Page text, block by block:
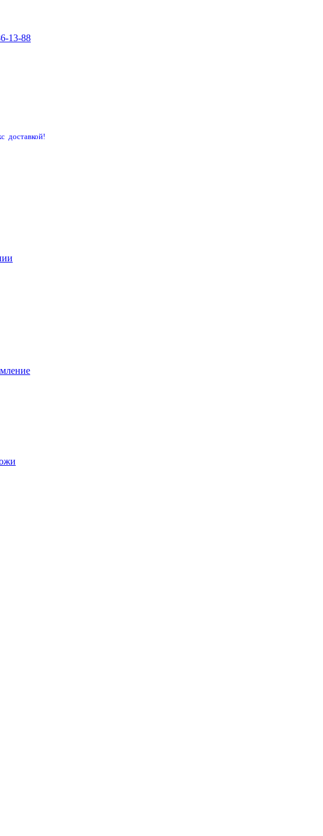
13-88
доставкой!